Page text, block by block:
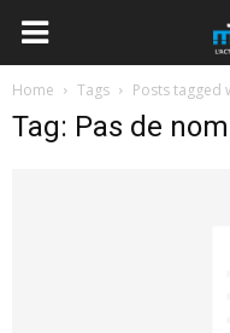
Home Tags Posts tagged
Tag: Pas de